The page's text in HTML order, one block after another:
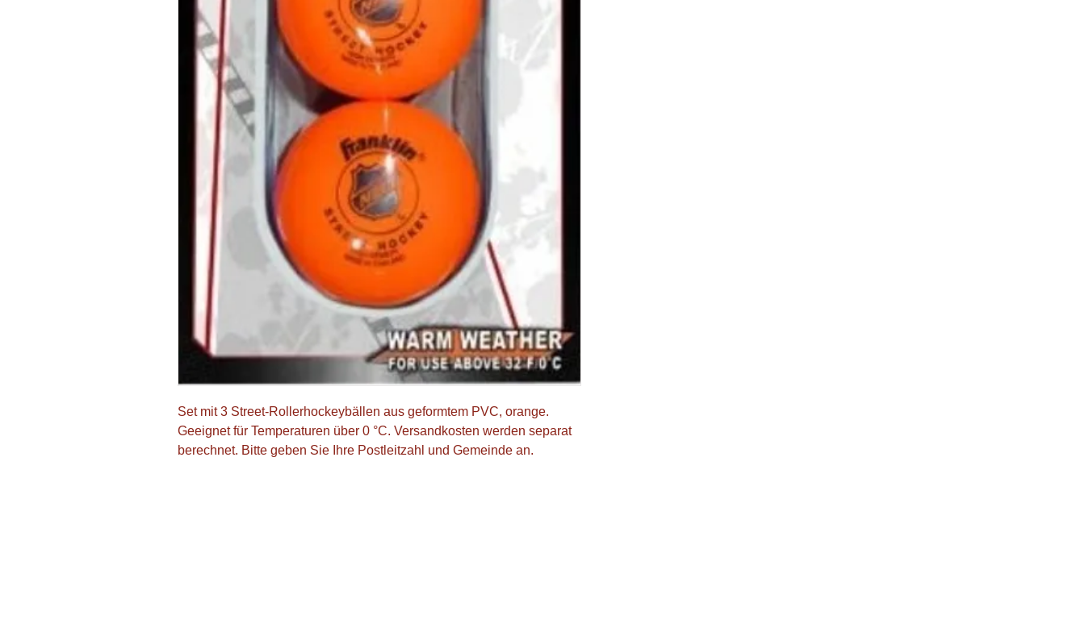
Set mit 3 Street-Rollerhockeybällen aus geformtem PVC, orange.
Geeignet für Temperaturen über 0 °C. Versandkosten werden separat
berechnet. Bitte geben Sie Ihre Postleitzahl und Gemeinde an.